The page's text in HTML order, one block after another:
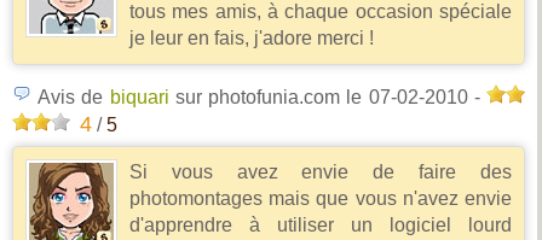
tous mes amis, à chaque occasion spéciale
je leur en fais, j'adore merci !
Avis de biquari sur photofunia.com le 07-02-2010-
4 /5
Si vous avez envie de faire des
photomontages mais que vous n'avez envie
d'apprendre à utiliser un logiciel lourd